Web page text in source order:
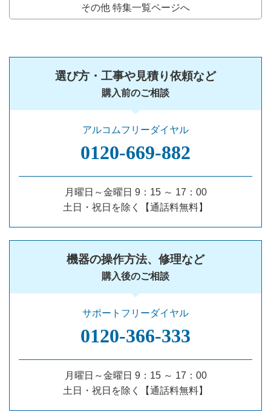
その他 特集一覧ページへ
選び方・工事や見積り依頼など
購入前のご相談
アルコムフリーダイヤル
0120‐669‐882
月曜日～金曜日 9：15 ～ 17：00
土日・祝日を除く【通話料無料】
機器の操作方法、修理など
購入後のご相談
サポートフリーダイヤル
0120‐366‐333
月曜日～金曜日 9：15 ～ 17：00
土日・祝日を除く【通話料無料】